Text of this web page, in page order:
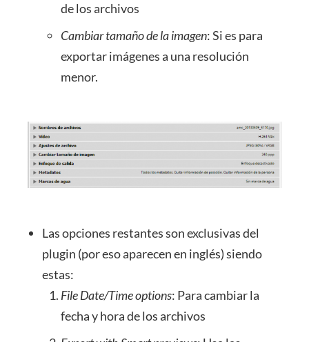
de los archivos
Cambiar tamaño de la imagen: Si es para
exportar imágenes a una resolución
menor.
Las opciones restantes son exclusivas del
plugin (por eso aparecen en inglés) siendo
estas:
File Date/Time options: Para cambiar la
fecha y hora de los archivos